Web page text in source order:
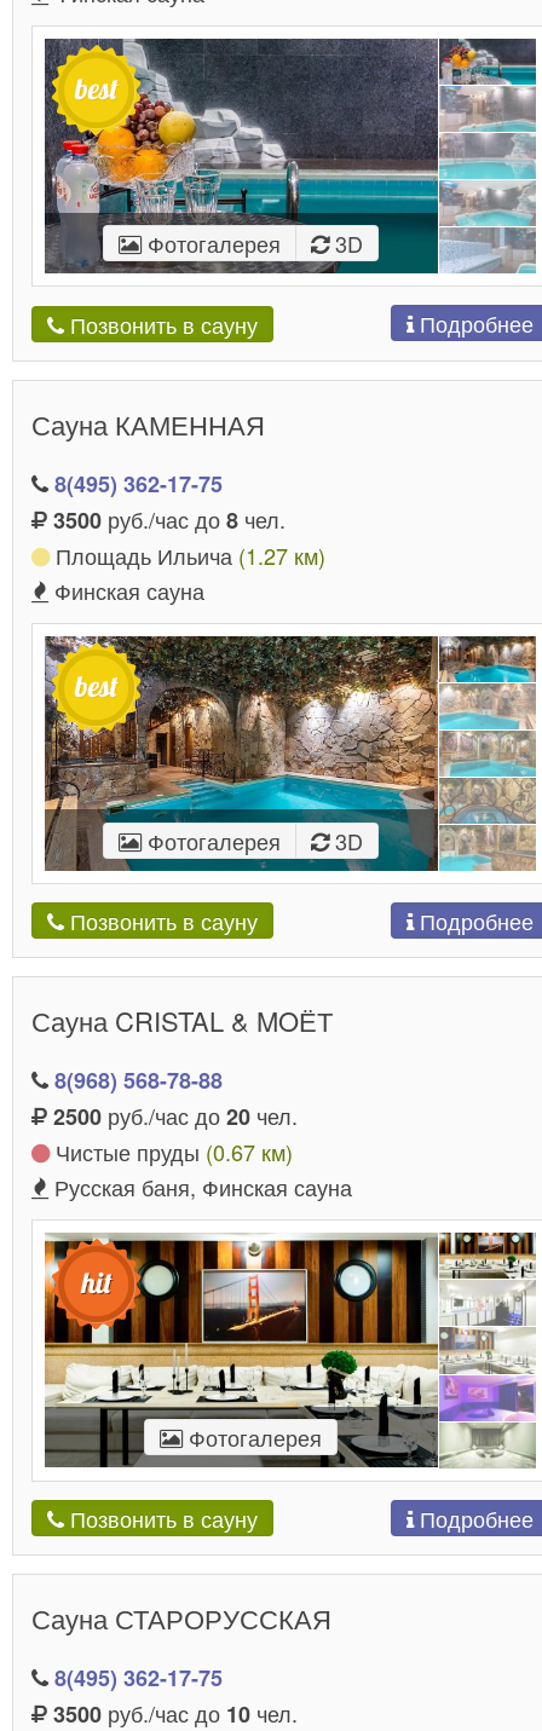
Фотогалерея 3D
Позвонить в сауну Подробнее
Сауна КАМЕННАЯ
8(495) 362-17-75
3500 руб./час до8 чел.
Площадь Ильича (1.27 км)
Финская сауна
Фотогалерея 3D
Позвонить в сауну Подробнее
Сауна CRISTAL & MOЁТ
8(968) 568-78-88
2500 руб./час до20 чел.
Чистые пруды (0.67 км)
Русская баня, Финская сауна
Фотогалерея
Позвонить в сауну Подробнее
Сауна СТАРОРУССКАЯ
8(495) 362-17-75
3500 руб./час до 10 чел.